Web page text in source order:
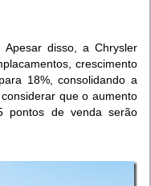
disso, a Chrysler
crescimento
18%, consolidando a
que o aumento
pontos de venda serão